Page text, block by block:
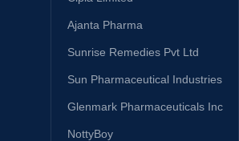
Ajanta Pharma
Sunrise Remedies Pvt Ltd
Sun Pharmaceutical Industries
Glenmark Pharmaceuticals Inc
NottyBoy